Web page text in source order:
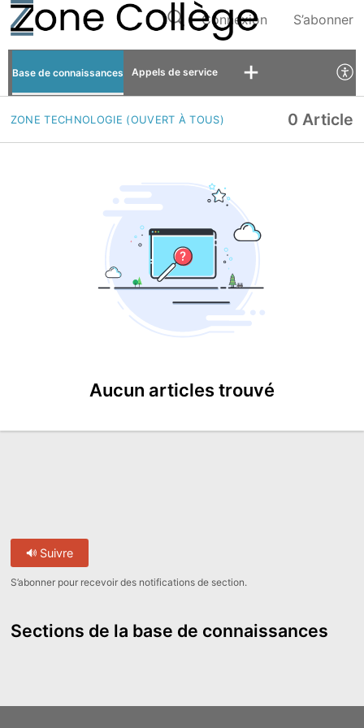
Connexion S’abonner
Base de connaissances Appels de service
ZONE TECHNOLOGIE (OUVERT À TOUS) 0 Article
Aucun articles trouvé
Suivre
S’abonner pour recevoir des notifications de section.
Sections de la base de connaissances